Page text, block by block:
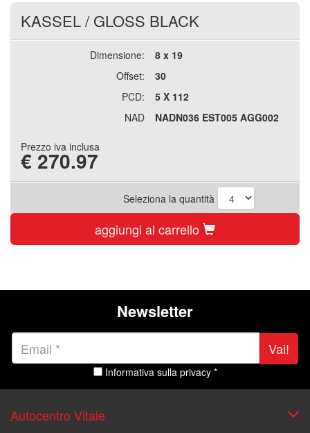
KASSEL/ GLOSS BLACK
Dimensione:
8 x 19
Offset:
30
PCD:
5 X 112
NAD
NADN036 EST005 AGG002
Prezzo iva inclusa
€ 270.97
Seleziona la quantità
aggiungi al carrello
Newsletter
Vai!
Informativa sulla privacy *
Autocentro Vitale